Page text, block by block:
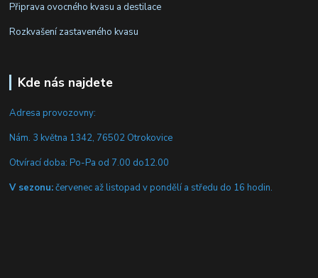
Připrava ovocného kvasu a destilace
Rozkvašení zastaveného kvasu
Kde nás najdete
Adresa provozovny:
Nám. 3 května 1342, 76502 Otrokovice
Otvírací doba: Po-Pa od 7.00 do12.00
V sezonu:červenec až listopad v pondělí a středu do 16 hodin.